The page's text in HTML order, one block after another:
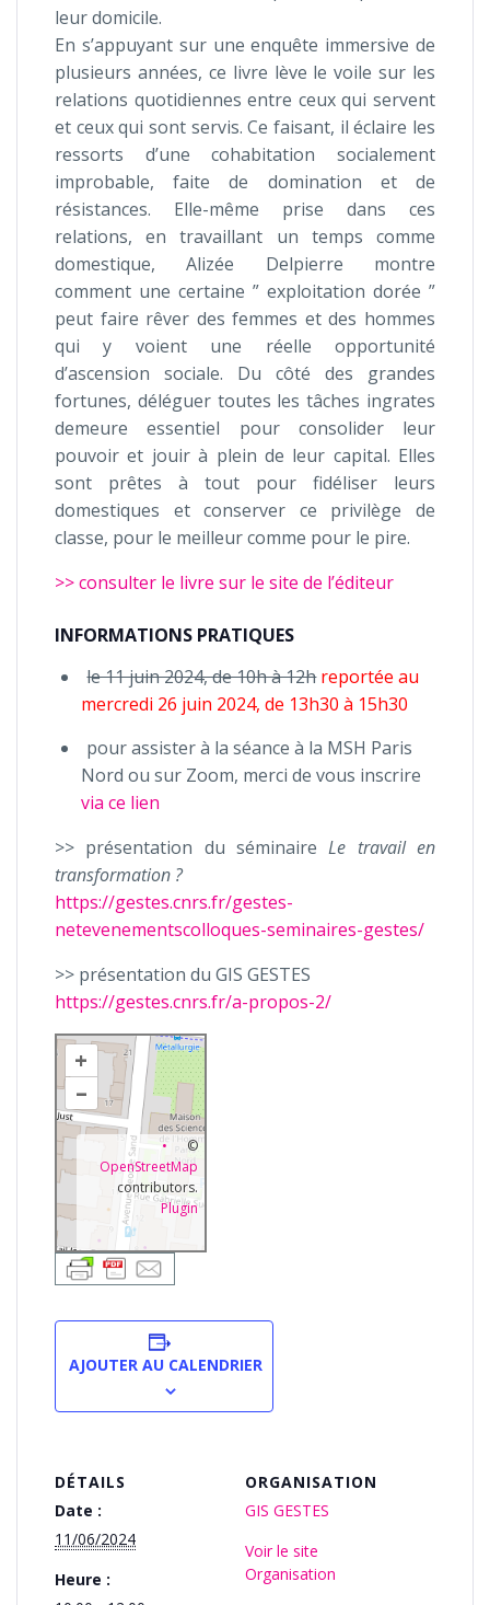
leur domicile.
En s’appuyant sur une enquête immersive de
plusieurs années, ce livre lève le voile sur les
relations quotidiennes entre ceux qui servent
et ceux qui sont servis. Ce faisant, il éclaire les
ressorts d’une cohabitation socialement
improbable, faite de domination et de
résistances. Elle-même prise dans ces
relations, en travaillant un temps comme
domestique, Alizée Delpierre montre
comment une certaine ” exploitation dorée ”
peut faire rêver des femmes et des hommes
qui y voient une réelle opportunité
d’ascension sociale. Du côté des grandes
fortunes, déléguer toutes les tâches ingrates
demeure essentiel pour consolider leur
pouvoir et jouir à plein de leur capital. Elles
sont prêtes à tout pour fidéliser leurs
domestiques et conserver ce privilège de
classe, pour le meilleur comme pour le pire.
>> consulter le livre sur le site de l’éditeur
INFORMATIONS PRATIQUES
le 11 juin 2024, de 10h à 12h reportée au
mercredi 26 juin 2024, de 13h30 à 15h30
pour assister à la séance à la MSH Paris
Nord ou sur Zoom, merci de vous inscrire
via ce lien
>> présentation du séminaireLe travail en
transformation ?
https://gestes.cnrs.fr/gestes-
netevenementscolloques-seminaires-gestes/
>> présentation du GIS GESTES
https://gestes.cnrs.fr/a-propos-2/
+
–
©
OpenStreetMap
contributors.
Plugin
AJOUTER AU CALENDRIER
DÉTAILS
Date :
11/06/2024
Heure :
ORGANISATION
GIS GESTES
Voir le site
Organisation